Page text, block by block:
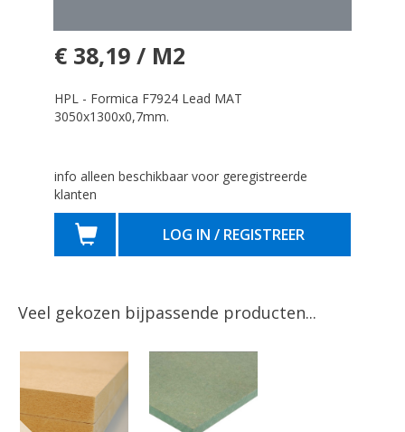
€ 38,19 / M2
HPL - Formica F7924 Lead MAT
3050x1300x0,7mm.
info alleen beschikbaar voor geregistreerde
klanten
LOG IN / REGISTREER
Veel gekozen bijpassende producten...